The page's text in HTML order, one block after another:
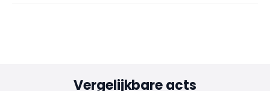
Vergelijkbare acts